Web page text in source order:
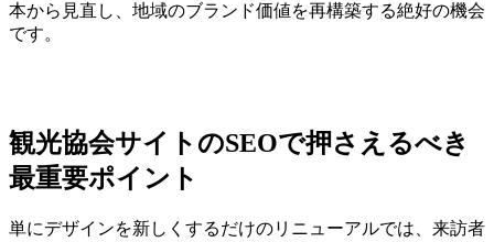
本から見直し、地域のブランド価値を再構築する絶好の機会
です。
観光協会サイトのSEOで押さえるべき
最重要ポイント
単にデザインを新しくするだけのリニューアルでは、来訪者